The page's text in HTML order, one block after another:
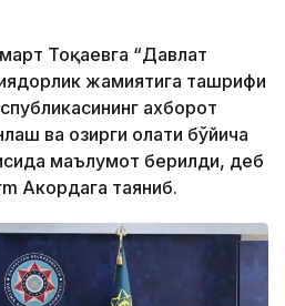
Тоқаевга “Давлат
жамиятига ташрифи
ахборот
ва ҳозирги ҳолати бўйича
маълумот берилди, деб
Акордага таяниб.